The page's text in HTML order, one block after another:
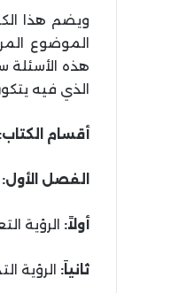
ويضم هذا
الموضوع
هذه الأسئلة
الذي فيه
أقسام الكتاب:
الفصل
أولاً: الرؤية
ثانياَ: الرؤية